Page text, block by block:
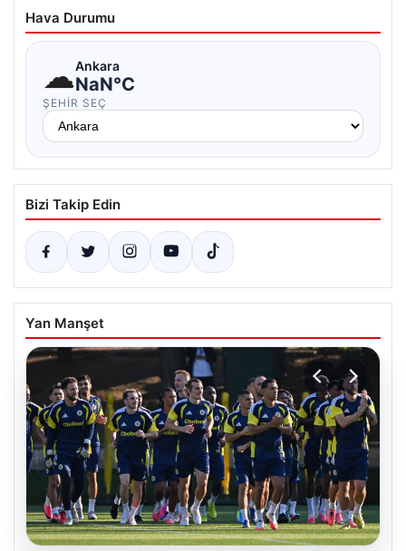
Hava Durumu
☁Ankara
NaN°C
ŞEHIR SEÇ
Bizi Takip Edin
Yan Manşet